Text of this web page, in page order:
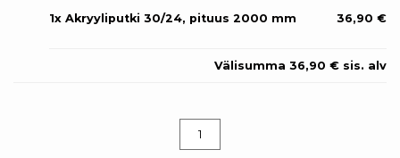
1x Akryyliputki 30/24, pituus 2000 mm 36,90 €
Välisumma 36,90 € sis. alv
30/24,